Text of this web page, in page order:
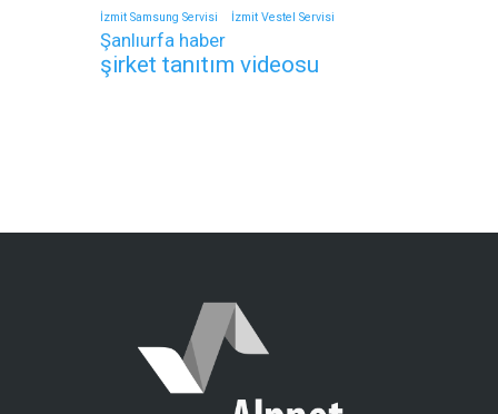
İzmit Samsung Servisi
İzmit Vestel Servisi
Şanlıurfa haber
şirket tanıtım videosu